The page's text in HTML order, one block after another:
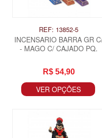
REF: 13852-5
INCENSARIO BARRA GR
- MAGO C/ CAJADO PQ.
R$ 54,90
VER OPÇÕES